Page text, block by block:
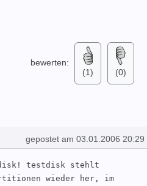
bewerten:
(1)
(0)
gepostet am 03.01.2006 20:29
testdisk stehlt
wieder her, im